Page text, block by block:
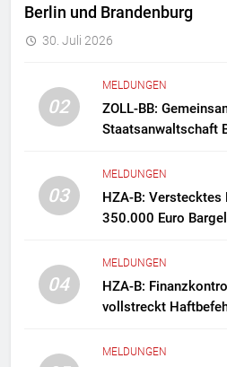
Berlin und Brandenburg
30. Juli 2026
02
MELDUNGEN
ZOLL-BB:
Staatsanwaltschaft
Zollfahndung hebt
Drogenlabor aus
03
MELDUNGEN
HZA-B: Verstecktes
350.000 Euro
04
MELDUNGEN
HZA-B:
vollstreckt
MELDUNGEN